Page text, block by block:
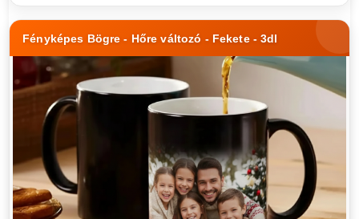
Fényképes Bögre - Hőre változó - Fekete - 3dl